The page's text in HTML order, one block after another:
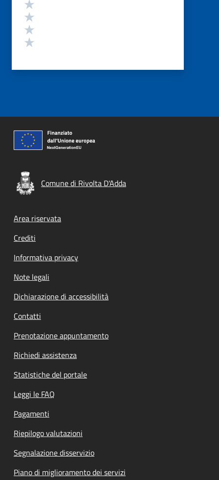
Comune di Rivolta D'Adda
Footer menu
Area riservata
Crediti
Informativa privacy
Note legali
Dichiarazione di accessibilità
Contatti
Prenotazione appuntamento
Richiedi assistenza
Statistiche del portale
Leggi le FAQ
Pagamenti
Riepilogo valutazioni
Segnalazione disservizio
Piano di miglioramento dei servizi